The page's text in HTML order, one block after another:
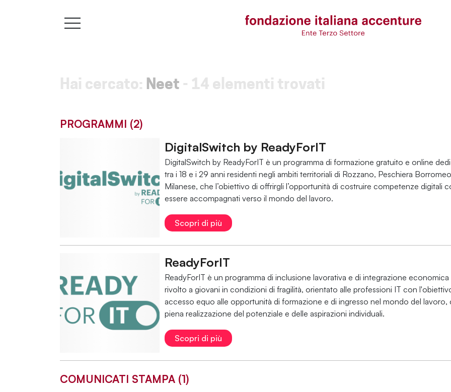
Hai cercato: Neet - 14 elementi trovati
PROGRAMMI (2)
DigitalSwitch by ReadyForIT
DigitalSwitch by ReadyForIT è un programma di formazione gratuito e online
tra i 18 e i 29 anni residenti negli ambiti territoriali di Rozzano, Peschiera
Milanese, che l’obiettivo di offrirgli l’opportunità di costruire competenze digitali
essere accompagnati verso il mondo del lavoro.
Scopri di più
ReadyForIT
ReadyForIT è un programma di inclusione lavorativa e di integrazione
rivolto a giovani in condizioni di fragilità, orientato alle professioni IT con
accesso equo alle opportunità di formazione e di ingresso nel mondo del
piena realizzazione del potenziale e delle aspirazioni individuali.
Scopri di più
COMUNICATI STAMPA (1)